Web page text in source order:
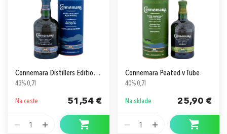
Connemara Distillers Edition v Tube
43% 0,7l
Na ceste 51,54 €
1
Connemara Peated v Tube
40% 0,7l
Na sklade 25,90 €
1